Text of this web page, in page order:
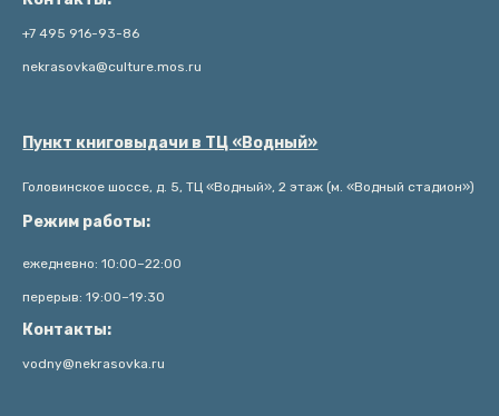
+7 495 916-93-86
nekrasovka@culture.mos.ru
Пункт книговыдачи в ТЦ «Водный»
Головинское шоссе, д. 5, ТЦ «Водный», 2 этаж (м. «Водный стадион»)
Режим работы:
ежедневно: 10:00–22:00
перерыв: 19:00–19:30
Контакты:
vodny@nekrasovka.ru